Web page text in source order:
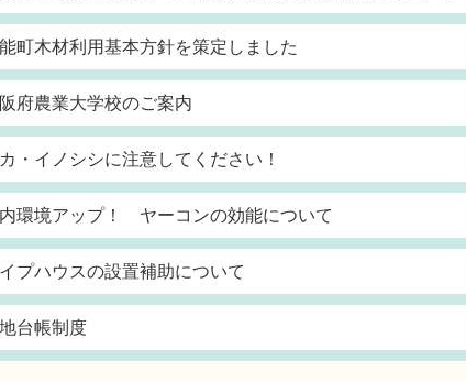
町木材利用基本方針を策定しました
府農業大学校のご案内
・イノシシに注意してください！
環境アップ！ ヤーコンの効能について
プハウスの設置補助について
台帳制度